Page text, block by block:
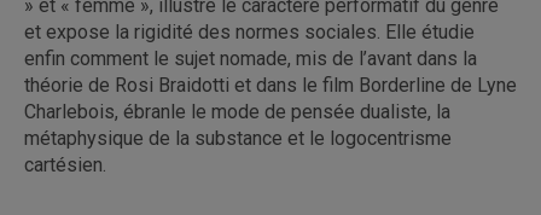
» et « femme », illustre le caractère performatif du genre
et expose la rigidité des normes sociales. Elle étudie
enfin comment le sujet nomade, mis de l’avant dans la
théorie de Rosi Braidotti et dans le film Borderline de Lyne
Charlebois, ébranle le mode de pensée dualiste, la
métaphysique de la substance et le logocentrisme
cartésien.